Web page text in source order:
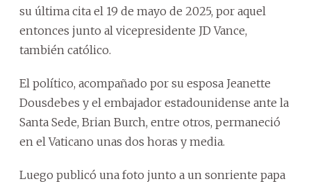
su última cita el 19 de mayo de 2025, por aquel
entonces junto al vicepresidente JD Vance,
también católico.
El político, acompañado por su esposa Jeanette
Dousdebes y el embajador estadounidense ante la
Santa Sede, Brian Burch, entre otros, permaneció
en el Vaticano unas dos horas y media.
Luego publicó una foto junto a un sonriente papa